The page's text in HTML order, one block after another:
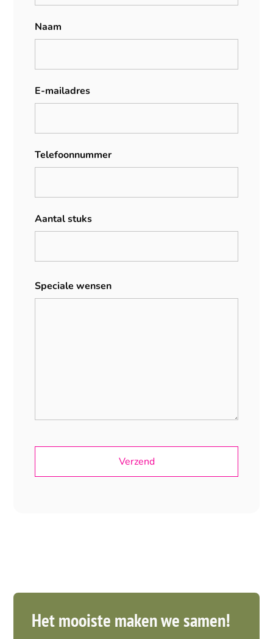
Naam
E-mailadres
Telefoonnummer
Aantal stuks
Speciale wensen
Het mooiste maken we samen!